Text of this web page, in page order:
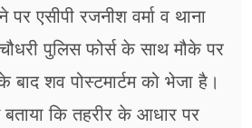
एसीपी रजनीश वर्मा व थाना
पुलिस फोर्स के साथ मौके पर
शव पोस्टमार्टम को भेजा है।
बताया कि तहरीर के आधार पर